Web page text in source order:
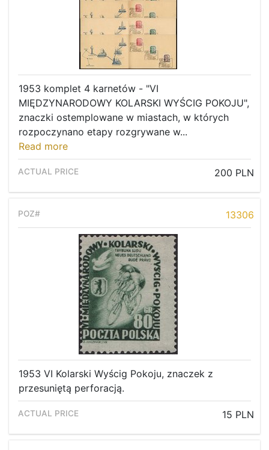
1953 komplet 4 karnetów - "VI
MIĘDZYNARODOWY KOLARSKI WYŚCIG POKOJU",
znaczki ostemplowane w miastach, w których
rozpoczynano etapy rozgrywane w...
Read more
200 PLN
13306
1953 VI Kolarski Wyścig Pokoju, znaczek z
przesuniętą perforacją.
15 PLN